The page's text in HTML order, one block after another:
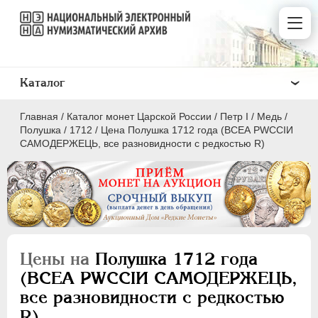
Главная / Каталог монет Царской России / Пeтр I / Медь /
Полушка / 1712 / Цена Полушка 1712 года (ВСЕА РWCСIИ
САМОДЕРЖЕЦЬ, все разновидности с редкостью R)
Цены на Полушка 1712 года
(ВСЕА РWCСIИ САМОДЕРЖЕЦЬ,
все разновидности с редкостью
Каталог
ПEТР I 1699 - 1725
Серебро
Медь
5 копеек